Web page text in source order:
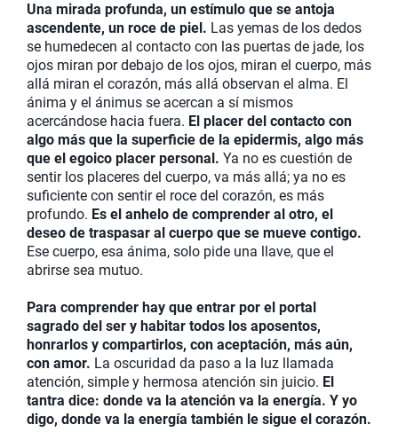
Una mirada profunda, un estímulo que se antoja
ascendente, un roce de piel. Las yemas de los dedos
se humedecen al contacto con las puertas de jade, los
ojos miran por debajo de los ojos, miran el cuerpo, más
allá miran el corazón, más allá observan el alma. El
ánima y el ánimus se acercan a sí mismos
acercándose hacia fuera. El placer del contacto con
algo más que la superficie de la epidermis, algo más
que el egoico placer personal. Ya no es cuestión de
sentir los placeres del cuerpo, va más allá; ya no es
suficiente con sentir el roce del corazón, es más
profundo. Es el anhelo de comprender al otro, el
deseo de traspasar al cuerpo que se mueve contigo.
Ese cuerpo, esa ánima, solo pide una llave, que el
abrirse sea mutuo.
Para comprender hay que entrar por el portal
sagrado del ser y habitar todos los aposentos,
honrarlos y compartirlos, con aceptación, más aún,
con amor. La oscuridad da paso a la luz llamada
atención, simple y hermosa atención sin juicio. El
tantra dice: donde va la atención va la energía. Y yo
digo, donde va la energía también le sigue el corazón.